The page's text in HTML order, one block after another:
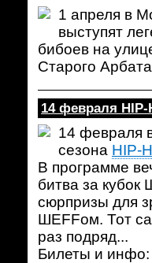
1 апреля в
выступят
бибоев на
Старого
14 февраля HIP-
14 февраля
сезона HIP-
В программе
битва за
сюрпризы для
ШЕFFом. Тот
раз подряд...
Билеты и инфо: